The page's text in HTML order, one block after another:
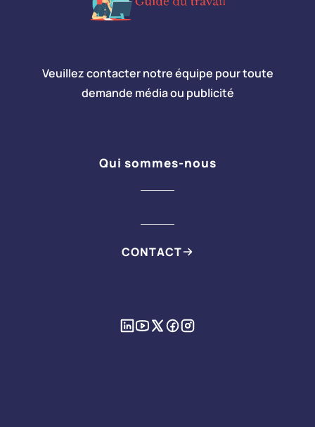
Veuillez contacter notre équipe pour toute
demande média ou publicité
Qui sommes-nous
CONTACT